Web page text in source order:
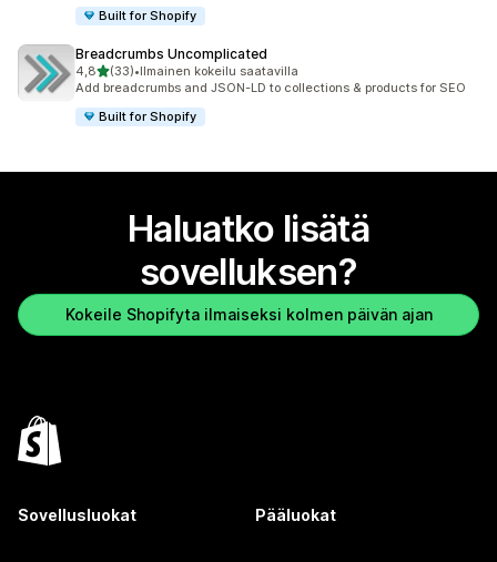
Built for Shopify
Breadcrumbs Uncomplicated
4,8/ 5 tähteä
(33)
33 arvostelua yhteensä
•Ilmainen kokeilu saatavilla
Add breadcrumbs and JSON-LD to collections & products for SEO
Built for Shopify
Haluatko lisätä
sovelluksen?
Kokeile Shopifyta ilmaiseksi kolmen päivän ajan
Sovellusluokat Pääluokat